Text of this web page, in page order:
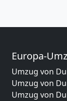
Europa-
Umzug von
Umzug von
Umzug von